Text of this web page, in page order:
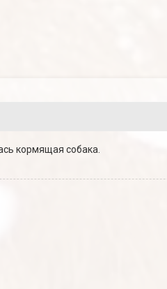
кормящая собака.